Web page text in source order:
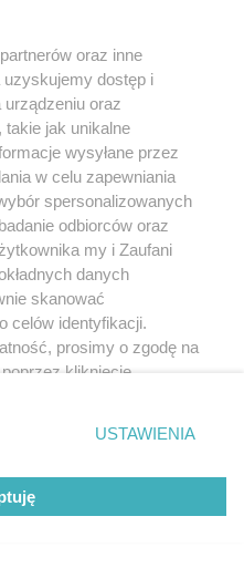
błędy
oraz inne
dostęp i
oraz
takie jak unikalne
wysyłane przez
w celu zapewniania
spersonalizowanych
odbiorców oraz
my i Zaufani
danych
skanować
celów identyfikacji.
prosimy o zgodę na
kliknięcie
ustawień prywatności
rogu strony
wymagają zgody
się takiemu
miały zastosowanie tylko
USTAWIENIA